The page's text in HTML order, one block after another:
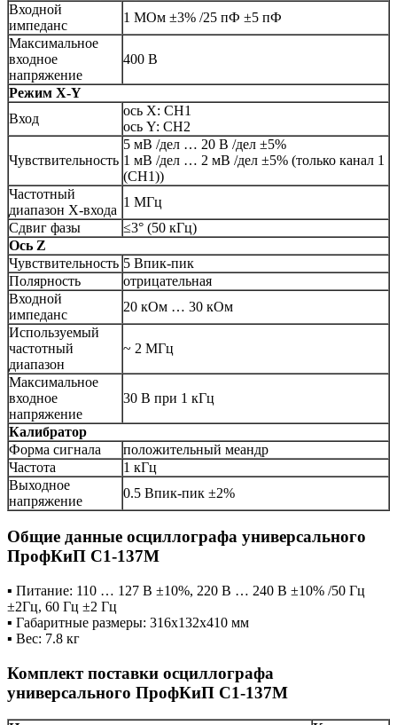
Входной
импеданс
1 МОм ±3% /25 пФ ±5 пФ
Максимальное
входное
напряжение
400 В
Режим X-Y
Вход
ось X: CH1
ось Y: CH2
Чувствительность
5 мВ /дел … 20 В /дел ±5%
1 мВ /дел … 2 мВ /дел ±5% (только канал 1
(CH1))
Частотный
диапазон X-входа
1 МГц
Сдвиг фазы
≤3° (50 кГц)
Ось Z
Чувствительность 5 Впик-пик
Полярность
отрицательная
Входной
импеданс
20 кОм … 30 кОм
Используемый
частотный
диапазон
~ 2 МГц
Максимальное
входное
напряжение
30 В при 1 кГц
Калибратор
Форма сигнала
положительный меандр
Частота
1 кГц
Выходное
напряжение
0.5 Впик-пик ±2%
Общие данные осциллографа универсального
ПрофКиП С1-137М
▪ Питание: 110 … 127 В ±10%, 220 В … 240 В ±10% /50 Гц
±2Гц, 60 Гц ±2 Гц
▪ Габаритные размеры: 316х132х410 мм
▪ Вес: 7.8 кг
Комплект поставки осциллографа
универсального ПрофКиП С1-137М